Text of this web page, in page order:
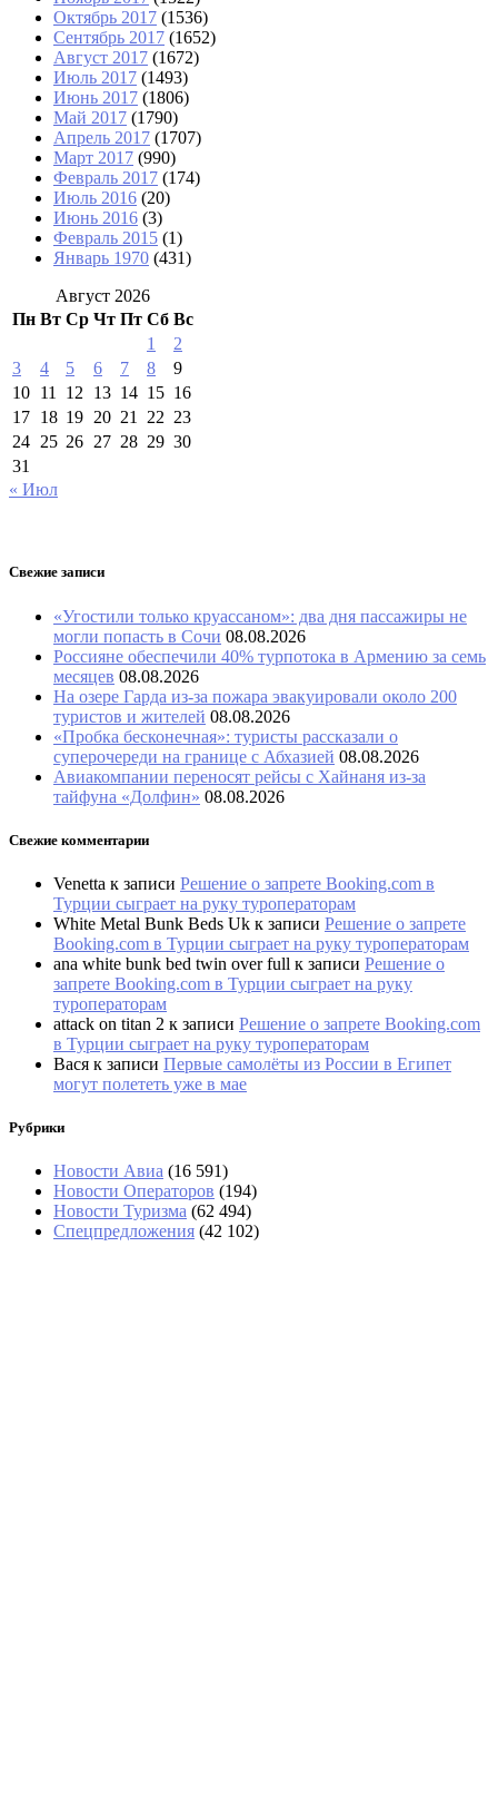
Октябрь 2017 (1536)
Сентябрь 2017 (1652)
Август 2017 (1672)
Июль 2017 (1493)
Июнь 2017 (1806)
Май 2017 (1790)
Апрель 2017 (1707)
Март 2017 (990)
Февраль 2017 (174)
Июль 2016 (20)
Июнь 2016 (3)
Февраль 2015 (1)
Январь 1970 (431)
Август 2026
Пн Вт Ср Чт Пт Сб Вс
1
2
3
4 5 6 7 8
9
10 11 12 13 14 15 16
17 18 19 20 21 22 23
24 25 26 27 28 29 30
31
« Июл
Свежие записи
«Угостили только круассаном»: два дня пассажиры не
могли попасть в Сочи 08.08.2026
Россияне обеспечили 40% турпотока в Армению за семь
месяцев 08.08.2026
На озере Гарда из-за пожара эвакуировали около 200
туристов и жителей 08.08.2026
«Пробка бесконечная»: туристы рассказали о
суперочереди на границе с Абхазией 08.08.2026
Авиакомпании переносят рейсы с Хайнаня из-за
тайфуна «Долфин» 08.08.2026
Свежие комментарии
Venetta к записи Решение о запрете Booking.com в
Турции сыграет на руку туроператорам
White Metal Bunk Beds Uk к записи Решение о запрете
Booking.com в Турции сыграет на руку туроператорам
ana white bunk bed twin over full к записи Решение о
запрете Booking.com в Турции сыграет на руку
туроператорам
attack on titan 2 к записи Решение о запрете Booking.com
в Турции сыграет на руку туроператорам
Вася к записи Первые самолёты из России в Египет
могут полететь уже в мае
Рубрики
Новости Авиа (16 591)
Новости Операторов (194)
Новости Туризма (62 494)
Спецпредложения (42 102)